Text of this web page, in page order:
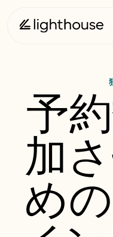
予
加
め